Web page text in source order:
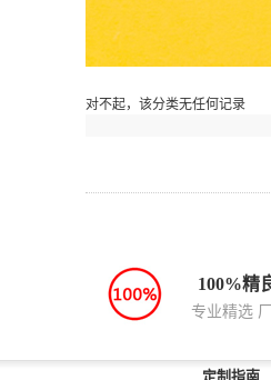
对不起，该分类无任何记录
100%精
专业精选
定制指南